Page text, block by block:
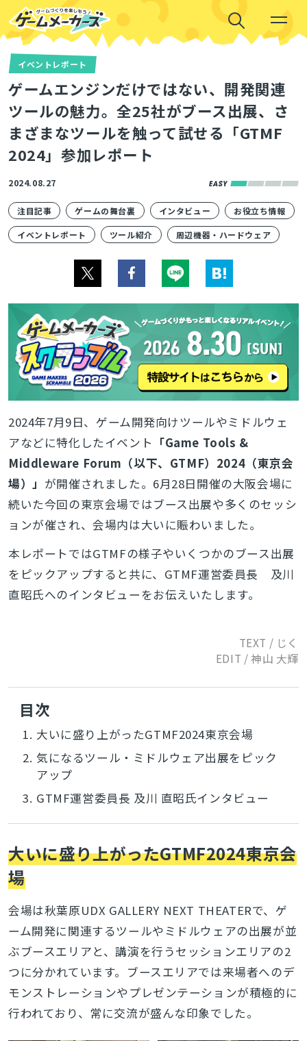
イベントレポート
ゲームエンジンだけではない、開発関連
ツールの魅力。全25社がブース出展、さ
まざまなツールを触って試せる「GTMF
2024」参加レポート
2024.08.27
注目記事 ゲームの舞台裏 インタビュー お役立ち情報
イベントレポート ツール紹介 周辺機器・ハードウェア
2024年7月9日、ゲーム開発向けツールやミドルウェ
アなどに特化したイベント 「Game Tools &
Middleware Forum（以下、GTMF）2024（東京会
場）」 が開催されました。6月28日開催の大阪会場に
続いた今回の東京会場ではブース出展や多くのセッシ
ョンが催され、会場内は大いに賑わいました。
本レポートではGTMFの様子やいくつかのブース出展
をピックアップすると共に、GTMF運営委員長 及川
直昭氏へのインタビューをお伝えいたします。
TEXT / じく
EDIT / 神山 大輝
目次
1. 大いに盛り上がったGTMF2024東京会場
2. 気になるツール・ミドルウェア出展をピック
アップ
3. GTMF運営委員長 及川 直昭氏インタビュー
大いに盛り上がったGTMF2024東京会
場
会場は秋葉原UDX GALLERY NEXT THEATERで、ゲ
ーム開発に関連するツールやミドルウェアの出展が並
ぶブースエリアと、講演を行うセッションエリアの2
つに分かれています。ブースエリアでは来場者へのデ
モンストレーションやプレゼンテーションが積極的に
行われており、常に交流が盛んな印象でした。